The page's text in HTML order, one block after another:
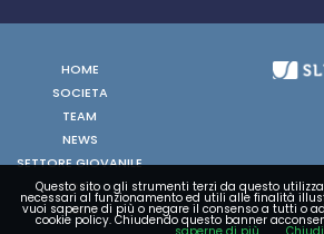
HOME
SOCIETA
TEAM
NEWS
SETTORE GIOVANILE
FOTO
VIDEO
Questo sito o gli strumenti terzi da questo
necessari al funzionamento ed utili alle finalità
vuoi saperne di più o negare il consenso a tutti o
cookie policy. Chiudendo questo banner